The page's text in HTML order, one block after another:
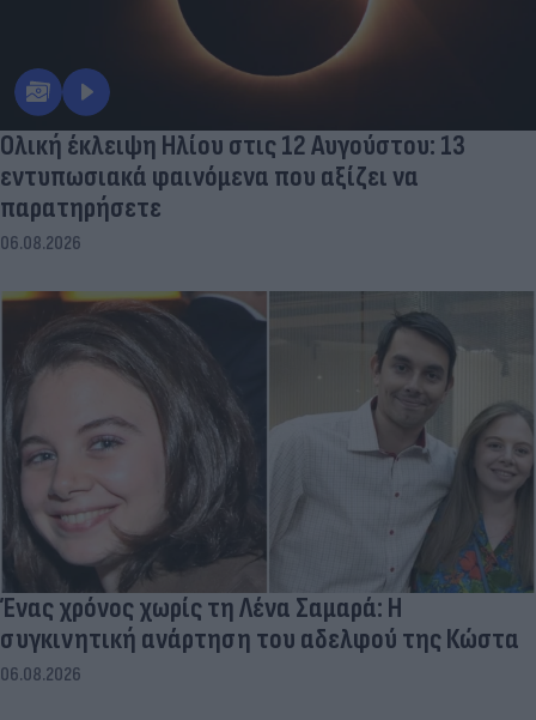
Ολική έκλειψη Ηλίου στις 12 Αυγούστου: 13
εντυπωσιακά φαινόμενα που αξίζει να
παρατηρήσετε
06.08.2026
Ένας χρόνος χωρίς τη Λένα Σαμαρά: Η
συγκινητική ανάρτηση του αδελφού της Κώστα
06.08.2026